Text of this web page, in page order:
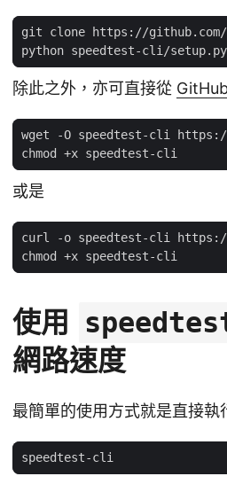
除此之外，亦可直接從
或是
使用
網路速度
最簡單的使用方式就是直接執